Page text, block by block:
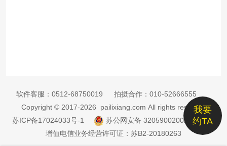
我要
约TA
软件客服： 0512-68750019 拍摄合作： 010-52666555
Copyright © 2017-2026 pailixiang.com All rights reserved
苏ICP备17024033号-1
苏公网安备 32059002002885号
增值电信业务经营许可证：苏B2-20180263